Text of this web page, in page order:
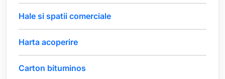
Hale si spatii comerciale
Harta acoperire
Carton bituminos